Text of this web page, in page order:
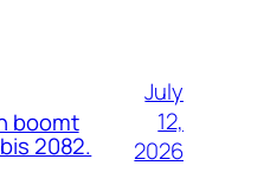
boomt
2082.
July
12,
2026